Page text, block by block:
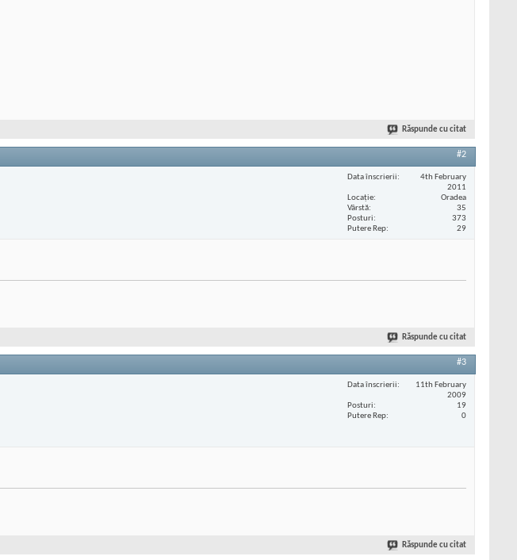
Răspunde cu citat
#2
Data înscrierii
4th February
2011
Locaţie
Oradea
Vârstă
35
Posturi
373
Putere Rep
29
Răspunde cu citat
#3
Data înscrierii
11th February
2009
Posturi
19
Putere Rep
0
Răspunde cu citat